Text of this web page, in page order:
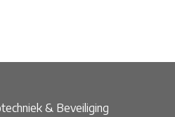
& Beveiliging